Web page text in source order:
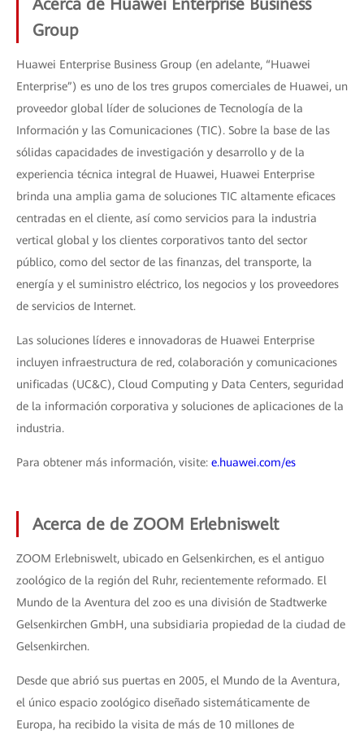
Acerca de Huawei Enterprise Business
Group
Huawei Enterprise Business Group (en adelante, “Huawei
Enterprise”) es uno de los tres grupos comerciales de Huawei, un
proveedor global líder de soluciones de Tecnología de la
Información y las Comunicaciones (TIC). Sobre la base de las
sólidas capacidades de investigación y desarrollo y de la
experiencia técnica integral de Huawei, Huawei Enterprise
brinda una amplia gama de soluciones TIC altamente eficaces
centradas en el cliente, así como servicios para la industria
vertical global y los clientes corporativos tanto del sector
público, como del sector de las finanzas, del transporte, la
energía y el suministro eléctrico, los negocios y los proveedores
de servicios de Internet.
Las soluciones líderes e innovadoras de Huawei Enterprise
incluyen infraestructura de red, colaboración y comunicaciones
unificadas (UC&C), Cloud Computing y Data Centers, seguridad
de la información corporativa y soluciones de aplicaciones de la
industria.
Para obtener más información, visite: e.huawei.com/es
Acerca de de ZOOM Erlebniswelt
ZOOM Erlebniswelt, ubicado en Gelsenkirchen, es el antiguo
zoológico de la región del Ruhr, recientemente reformado. El
Mundo de la Aventura del zoo es una división de Stadtwerke
Gelsenkirchen GmbH, una subsidiaria propiedad de la ciudad de
Gelsenkirchen.
Desde que abrió sus puertas en 2005, el Mundo de la Aventura,
el único espacio zoológico diseñado sistemáticamente de
Europa, ha recibido la visita de más de 10 millones de